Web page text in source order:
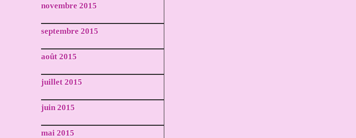
novembre 2015
septembre 2015
août 2015
juillet 2015
juin 2015
mai 2015